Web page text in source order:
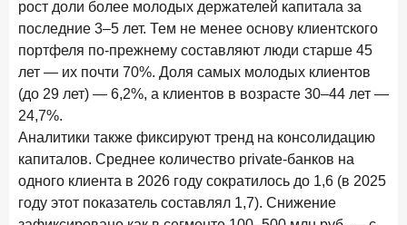
составил 993,8 млрд руб.
4 июня 2026 года ИССЛЕДОВАНИЕ
Синергия интеллектов: будущее контакт-центров в
партнерстве человека и технологий
1 июня 2026 года
В борьбе за сбережения россиян банки учатся
понимать контекст
28 мая 2026 года ИССЛЕДОВАНИЕ
Доверие становится главным фактором на рынке
рост доли более молодых держателей капитала за
последние 3–5 лет. Тем не менее основу клиентского
портфеля по-прежнему составляют люди старше 45
лет — их почти 70%. Доля самых молодых клиентов
(до 29 лет) — 6,2%, а клиентов в возрасте 30–44 лет —
24,7%.
Аналитики также фиксируют тренд на консолидацию
капиталов. Среднее количество private-банков на
одного клиента в 2026 году сократилось до 1,6 (в 2025
году этот показатель составлял 1,7). Снижение